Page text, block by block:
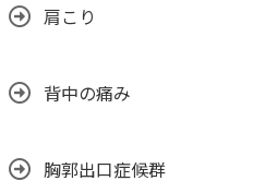
肩こり
背中の痛み
胸郭出口症候群